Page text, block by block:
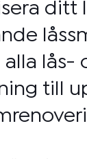
ditt
lås-
till